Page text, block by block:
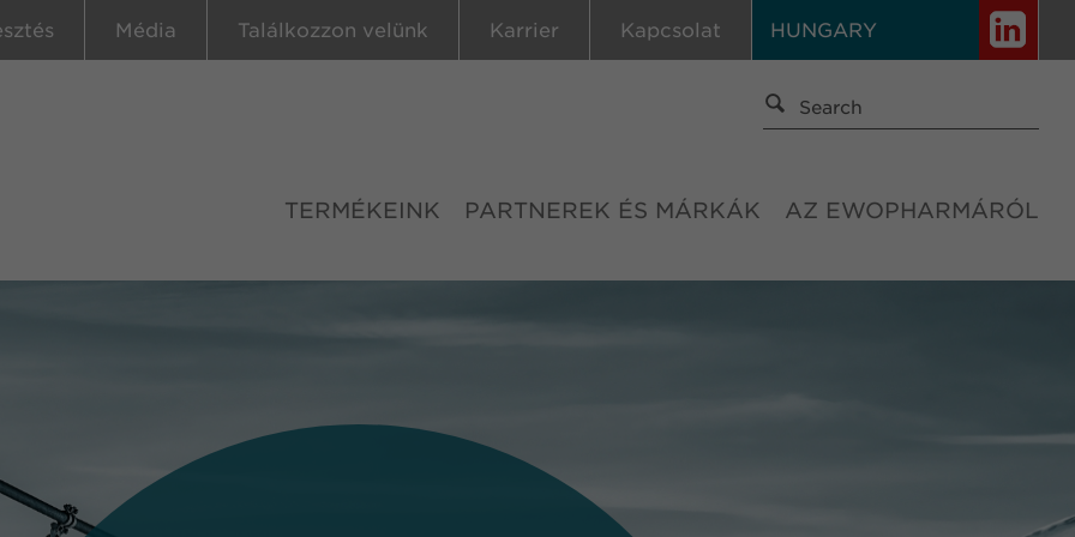
HUNGARY
Média Találkozzon velünk Karrier Kapcsolat
TERMÉKEINK PARTNEREK ÉS MÁRKÁK AZ EWOPHARMÁRÓL